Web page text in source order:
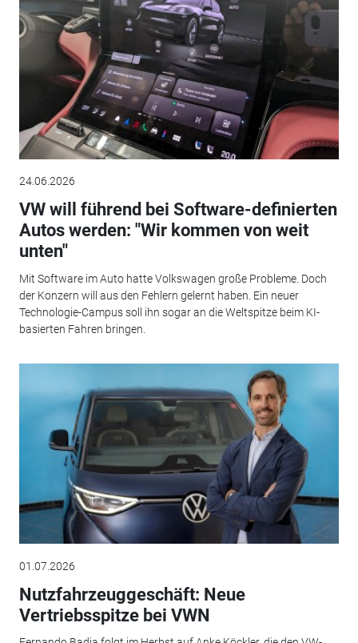
24.06.2026
VW will führend bei Software-definierten
Autos werden: "Wir kommen von weit
unten"
Mit Software im Auto hatte Volkswagen große Probleme. Doch
der Konzern will aus den Fehlern gelernt haben. Ein neuer
Technologie-Campus soll ihn sogar an die Weltspitze beim KI-
basierten Fahren bringen.
01.07.2026
Nutzfahrzeuggeschäft: Neue
Vertriebsspitze bei VWN